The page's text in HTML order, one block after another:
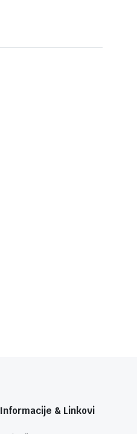
Informacije & Linkovi